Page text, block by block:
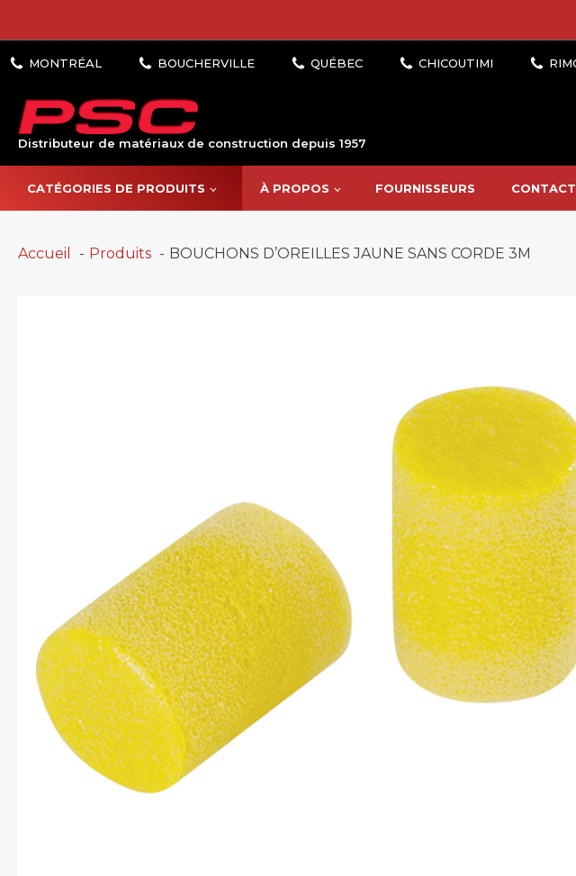
Distributeur de matériaux de construction depuis 1957
CATÉGORIES DE PRODUITS À PROPOS FOURNISSEURS CONTACT
Accueil Produits BOUCHONS D’OREILLES JAUNE SANS CORDE 3M